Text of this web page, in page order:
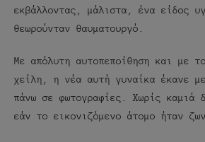
εκβάλλοντας, μάλιστα, ένα είδος
θεωρούνταν θαυματουργό.
Με απόλυτη αυτοπεποίθηση και με
χείλη, η νέα αυτή γυναίκα έκανε
πάνω σε φωτογραφίες. Χωρίς καμιά
εάν το εικονιζόμενο άτομο ήταν